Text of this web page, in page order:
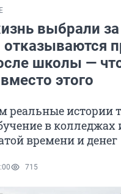
выбрали за
школы —
этого
реальные истории
в колледжах
времени и денег
715